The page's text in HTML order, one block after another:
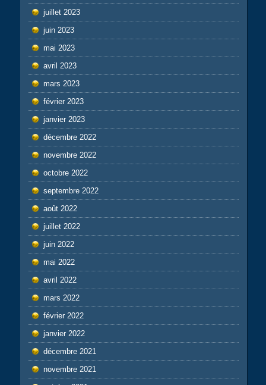
juillet 2023
juin 2023
mai 2023
avril 2023
mars 2023
février 2023
janvier 2023
décembre 2022
novembre 2022
octobre 2022
septembre 2022
août 2022
juillet 2022
juin 2022
mai 2022
avril 2022
mars 2022
février 2022
janvier 2022
décembre 2021
novembre 2021